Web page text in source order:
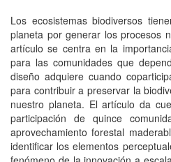
Los ecosistemas biodiversos
planeta por generar los procesos
artículo se centra en la
para las comunidades que
diseño adquiere cuando
para contribuir a preservar la
nuestro planeta. El artículo da
participación de quince
aprovechamiento forestal
identificar los elementos